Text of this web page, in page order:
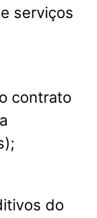
serviços
contrato
do